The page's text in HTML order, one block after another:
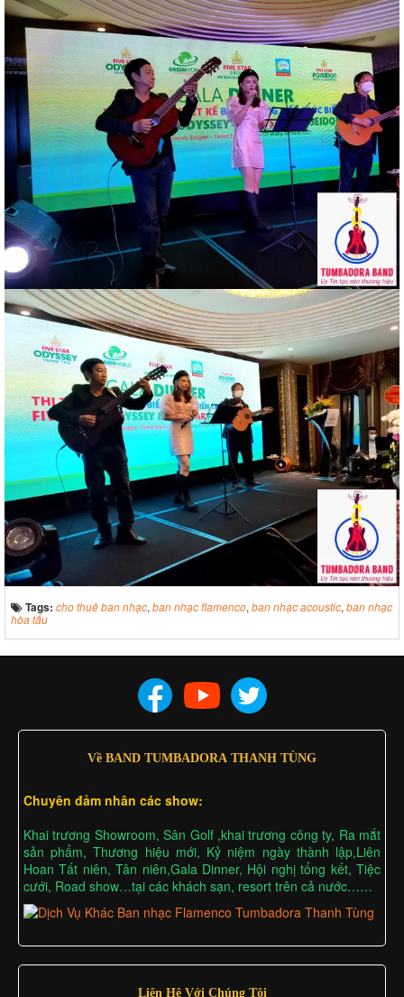
Tags: cho thuê ban nhạc, ban nhạc flamenco, ban nhạc acoustic, ban nhạc
hòa tấu
Về BAND TUMBADORA THANH TÙNG
Chuyên đảm nhân các show:
Khai trương Showroom, Sân Golf ,khai trương công ty, Ra mắt
sản phẩm, Thương hiệu mới, Kỷ niệm ngày thành lập,Liên
Hoan Tất niên, Tân niên,Gala Dinner, Hội nghị tổng kết, Tiệc
cưới, Road show…tại các khách sạn, resort trên cả nước……
Liên Hệ Với Chúng Tôi